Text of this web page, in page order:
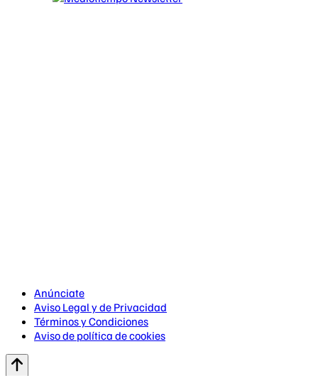
Anúnciate
Aviso Legal y de Privacidad
Términos y Condiciones
Aviso de política de cookies